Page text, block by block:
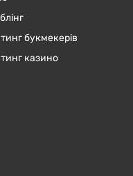
букмекерів
казино